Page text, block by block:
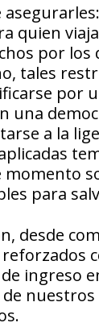
quien
por los
tales
por
una
a la
momento
para
desde
ingreso